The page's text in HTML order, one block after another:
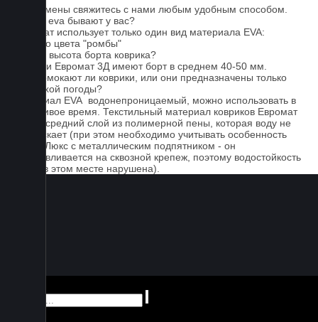
Для замены свяжитесь с нами любым удобным способом.
Серые eva бывают у вас?
Евромат использует только один вид материала EVA:
черного цвета "ромбы"
Какова высота борта коврика?
Коврики Евромат 3Д имеют борт в среднем 40-50 мм.
Не промокают ли коврики, или они предназначены только
для сухой погоды?
Материал EVA водонепроницаемый, можно использовать в
дождливое время. Текстильный материал ковриков Евромат
имеет средний слой из полимерной пены, которая воду не
пропускает (при этом необходимо учитывать особенность
серии Люкс с металлическим подпятником - он
устанавливается на сквозной крепеж, поэтому водостойкость
ковра в этом месте нарушена).